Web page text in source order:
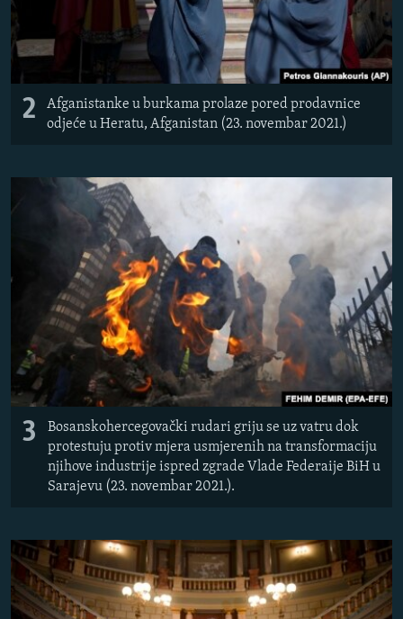
2
Afganistanke u burkama prolaze pored prodavnice
odjeće u Heratu, Afganistan (23. novembar 2021.)
3
Bosanskohercegovački rudari griju se uz vatru dok
protestuju protiv mjera usmjerenih na transformaciju
njihove industrije ispred zgrade Vlade Federaije BiH u
Sarajevu (23. novembar 2021.).